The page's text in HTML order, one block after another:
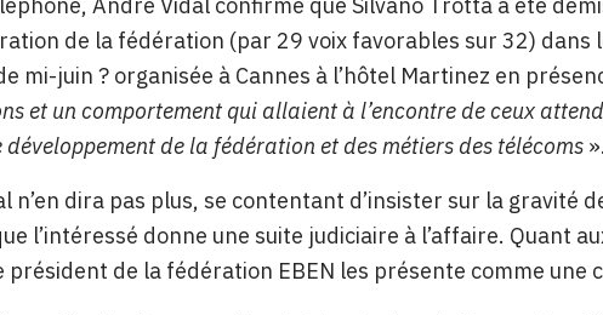
de la fédération (par 29 voix favorables sur 32) dans
mi-juin ? organisée à Cannes à l’hôtel Martinez en
et un comportement qui allaient à l’encontre de ceux
de la fédération et des métiers des télécoms ».
n’en dira pas plus, se contentant d’insister sur la gravité
l’intéressé donne une suite judiciaire à l’affaire. Quant
président de la fédération EBEN les présente comme une